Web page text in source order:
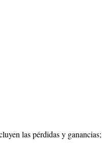
las pérdidas y ganancias;